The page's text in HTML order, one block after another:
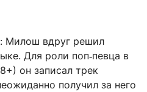
Милош вдруг решил
Для роли поп‑певца в
он записал трек
получил за него